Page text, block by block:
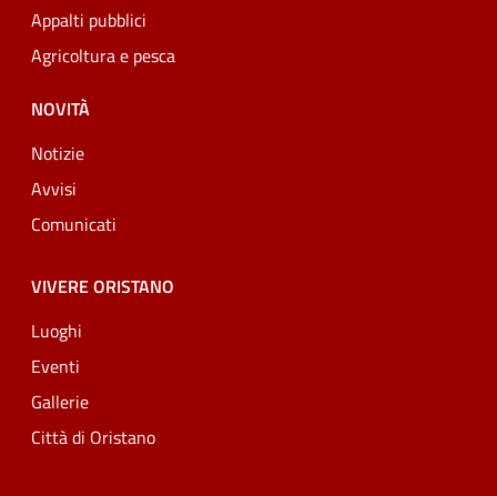
Appalti pubblici
Agricoltura e pesca
NOVITÀ
Notizie
Avvisi
Comunicati
VIVERE ORISTANO
Luoghi
Eventi
Gallerie
Città di Oristano